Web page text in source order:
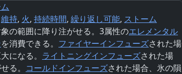
維持, 火, 持続時間, 繰り返し可能, ストーム
の範囲に降り注がせる。3属性のエレメンタル
を消費できる。 ファイヤーインフューズされた場
になる。 ライトニングインフューズされた場
る。 コールドインフューズされた場合、氷の隕